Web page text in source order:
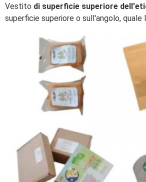
Vestito di superficie superiore
superficie superiore o sull'angolo,